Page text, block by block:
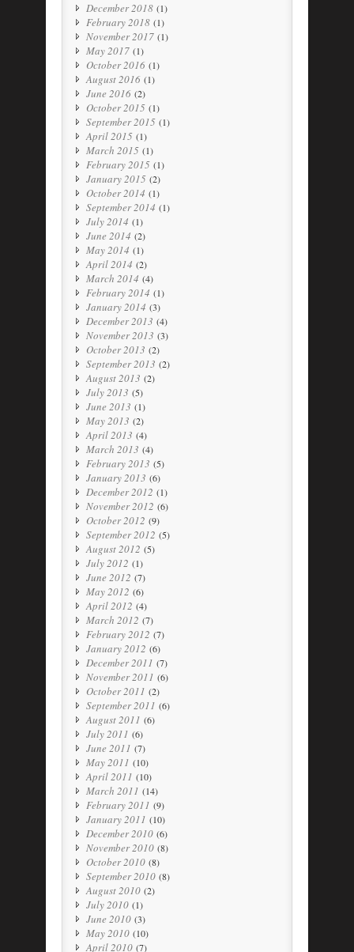
December 2018 (1)
February 2018 (1)
November 2017 (1)
May 2017 (1)
October 2016 (1)
August 2016 (1)
June 2016 (2)
October 2015 (1)
September 2015 (1)
April 2015 (1)
March 2015 (1)
February 2015 (1)
January 2015 (2)
October 2014 (1)
September 2014 (1)
July 2014 (1)
June 2014 (2)
May 2014 (1)
April 2014 (2)
March 2014 (4)
February 2014 (1)
January 2014 (3)
December 2013 (4)
November 2013 (3)
October 2013 (2)
September 2013 (2)
August 2013 (2)
July 2013 (5)
June 2013 (1)
May 2013 (2)
April 2013 (4)
March 2013 (4)
February 2013 (5)
January 2013 (6)
December 2012 (1)
November 2012 (6)
October 2012 (9)
September 2012 (5)
August 2012 (5)
July 2012 (1)
June 2012 (7)
May 2012 (6)
April 2012 (4)
March 2012 (7)
February 2012 (7)
January 2012 (6)
December 2011 (7)
November 2011 (6)
October 2011 (2)
September 2011 (6)
August 2011 (6)
July 2011 (6)
June 2011 (7)
May 2011 (10)
April 2011 (10)
March 2011 (14)
February 2011 (9)
January 2011 (10)
December 2010 (6)
November 2010 (8)
October 2010 (8)
September 2010 (8)
August 2010 (2)
July 2010 (1)
June 2010 (3)
May 2010 (10)
April 2010 (7)